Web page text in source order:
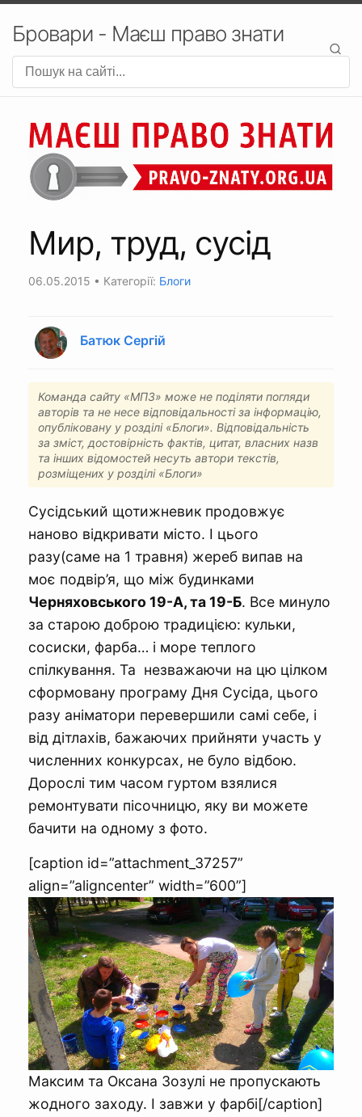
Бровари - Маєш право знати
Мир, труд, сусід
06.05.2015 • Категорії: Блоги
Батюк Сергій
Команда сайту «МПЗ» може не поділяти погляди
авторів та не несе відповідальності за інформацію,
опубліковану у розділі «Блоги». Відповідальність
за зміст, достовірність фактів, цитат, власних назв
та інших відомостей несуть автори текстів,
розміщених у розділі «Блоги»
Сусідський щотижневик продовжує
наново відкривати місто. І цього
разу(саме на 1 травня) жереб випав на
моє подвір’я, що між будинками
Черняховського 19-А, та 19-Б. Все минуло
за старою доброю традицією: кульки,
сосиски, фарба… і море теплого
спілкування. Та незважаючи на цю цілком
сформовану програму Дня Сусіда, цього
разу аніматори перевершили самі себе, і
від дітлахів, бажаючих прийняти участь у
численних конкурсах, не було відбою.
Дорослі тим часом гуртом взялися
ремонтувати пісочницю, яку ви можете
бачити на одному з фото.
[caption id=”attachment_37257”
align=”aligncenter” width=”600”]
Максим та Оксана Зозулі не пропускають
жодного заходу. І завжи у фарбі[/caption]